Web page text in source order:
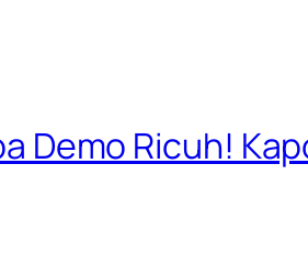
Demo Ricuh!